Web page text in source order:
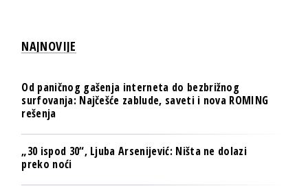
NAJNOVIJE
Od paničnog gašenja interneta do bezbrižnog
surfovanja: Najčešće zablude, saveti i nova ROMING
rešenja
„30 ispod 30“, Ljuba Arsenijević: Ništa ne dolazi
preko noći